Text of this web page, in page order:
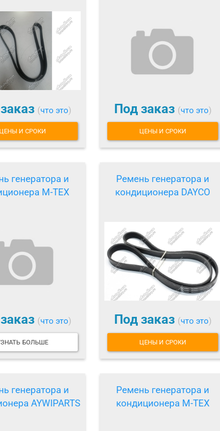
(что это)
ЦЕНЫ И СРОКИ
Под заказ (что это)
ЦЕНЫ И СРОКИ
генератора и
M-TEX
(что это)
БОЛЬШЕ
Ремень генератора и
кондиционера DAYCO
Под заказ (что это)
ЦЕНЫ И СРОКИ
генератора и
AYWIPARTS
Ремень генератора и
кондиционера M-TEX